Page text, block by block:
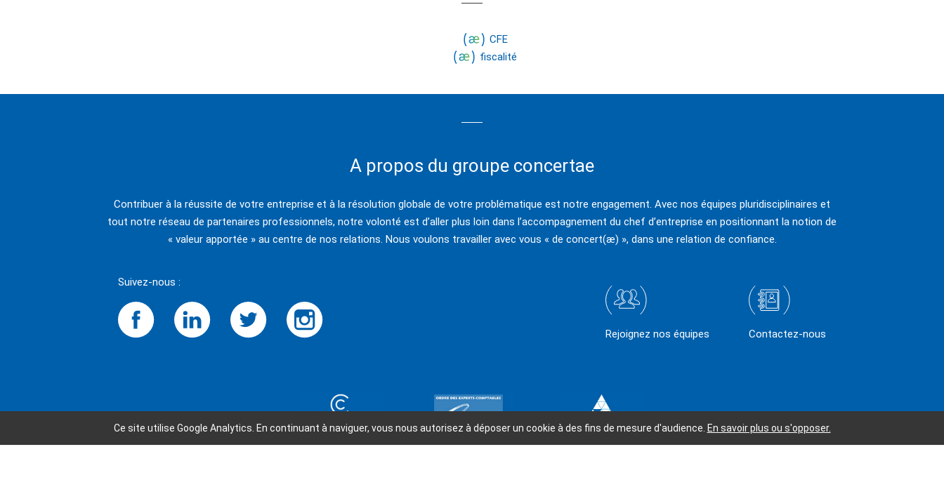
Ce site utilise Google Analytics. En continuant à naviguer, vous nous autorisez à déposer un cookie à des fins de mesure d'audience. En savoir plus ou s'opposer.
CFE
fiscalité
A propos du groupe concertae
Contribuer à la réussite de votre entreprise et à la résolution globale de votre problématique est notre engagement. Avec nos équipes pluridisciplinaires et
tout notre réseau de partenaires professionnels, notre volonté est d’aller plus loin dans l’accompagnement du chef d’entreprise en positionnant la notion de
« valeur apportée » au centre de nos relations. Nous voulons travailler avec vous « de concert(æ) », dans une relation de confiance.
Suivez-nous :
Rejoignez nos équipes Contactez-nous